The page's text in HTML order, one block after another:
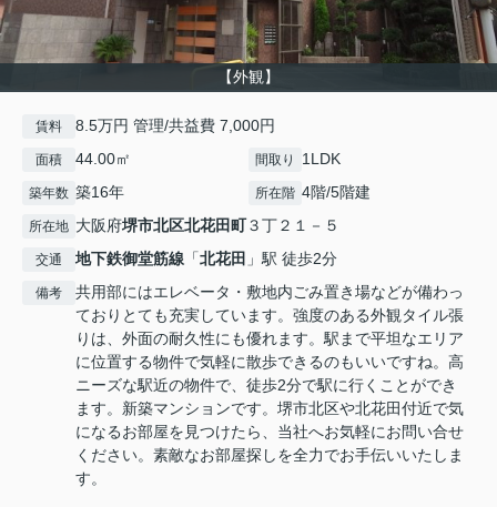
【外観】
賃料 8.5万円 管理/共益費 7,000円
面積 44.00㎡ 間取り 1LDK
築年数 築16年 所在階 4階/5階建
所在地 大阪府堺市北区北花田町３丁２１－５
交通 地下鉄御堂筋線 「北花田 」駅 徒歩2分
備考
共用部にはエレベータ・敷地内ごみ置き場などが備わっ
ておりとても充実しています。強度のある外観タイル張
りは、外面の耐久性にも優れます。駅まで平坦なエリア
に位置する物件で気軽に散歩できるのもいいですね。高
ニーズな駅近の物件で、徒歩2分で駅に行くことができ
ます。新築マンションです。堺市北区や北花田付近で気
になるお部屋を見つけたら、当社へお気軽にお問い合せ
ください。素敵なお部屋探しを全力でお手伝いいたしま
す。